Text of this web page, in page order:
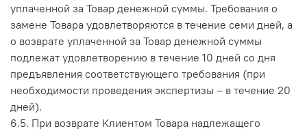
уплаченной за Товар денежной суммы. Требования о
замене Товара удовлетворяются в течение семи дней, а
о возврате уплаченной за Товар денежной суммы
подлежат удовлетворению в течение 10 дней со дня
предъявления соответствующего требования (при
необходимости проведения экспертизы – в течение 20
дней).
6.5. При возврате Клиентом Товара надлежащего